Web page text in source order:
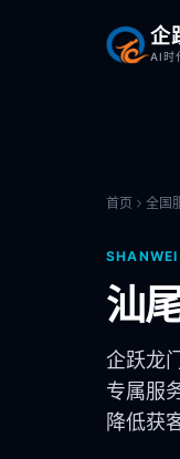
企
AI时
首页 全国
SHANWEI
汕
企跃龙
专属服
降低获